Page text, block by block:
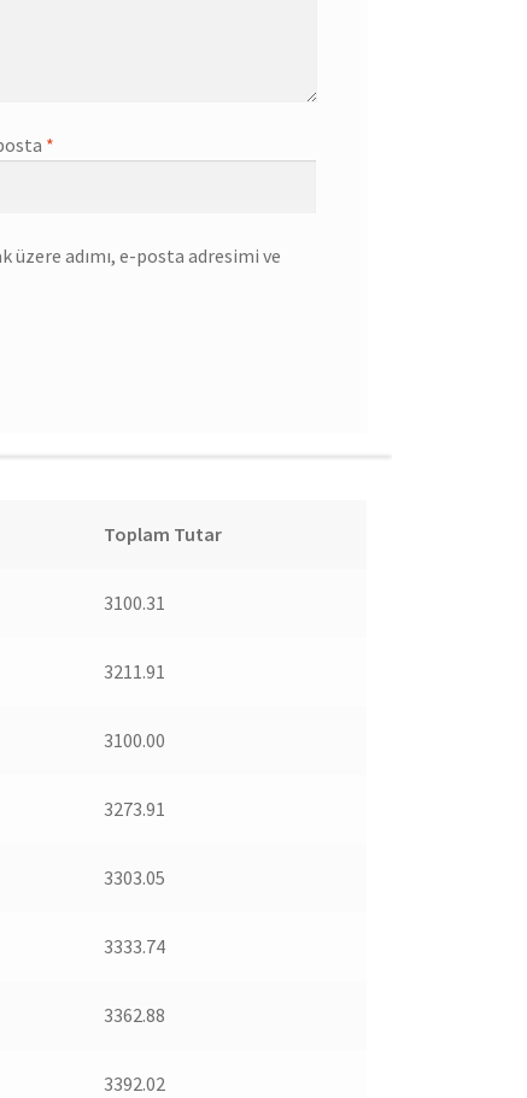
*
üzere adımı, e-posta adresimi ve
Toplam Tutar
3100.31
3211.91
3100.00
3273.91
3303.05
3333.74
3362.88
3392.02